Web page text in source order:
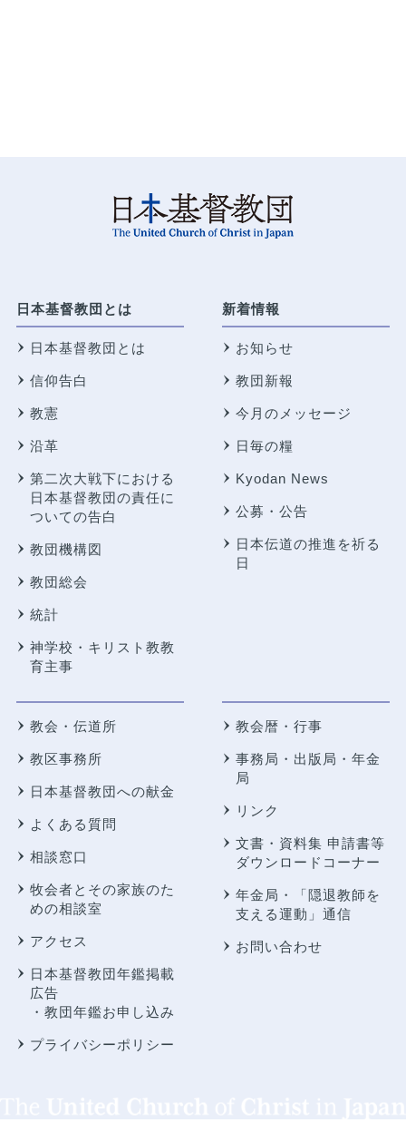
日本基督教団とは
日本基督教団とは
信仰告白
教憲
沿革
第二次大戦下における
日本基督教団の責任に
ついての告白
教団機構図
教団総会
統計
神学校・キリスト教教
育主事
新着情報
お知らせ
教団新報
今月のメッセージ
日毎の糧
Kyodan News
公募・公告
日本伝道の推進を祈る
日
教会・伝道所
教区事務所
日本基督教団への献金
よくある質問
相談窓口
牧会者とその家族のた
めの相談室
アクセス
日本基督教団年鑑掲載
広告
・教団年鑑お申し込み
プライバシーポリシー
教会暦・行事
事務局・出版局・年金
局
リンク
文書・資料集 申請書等
ダウンロードコーナー
年金局・
「隠退教師を
支える運動」通信
お問い合わせ